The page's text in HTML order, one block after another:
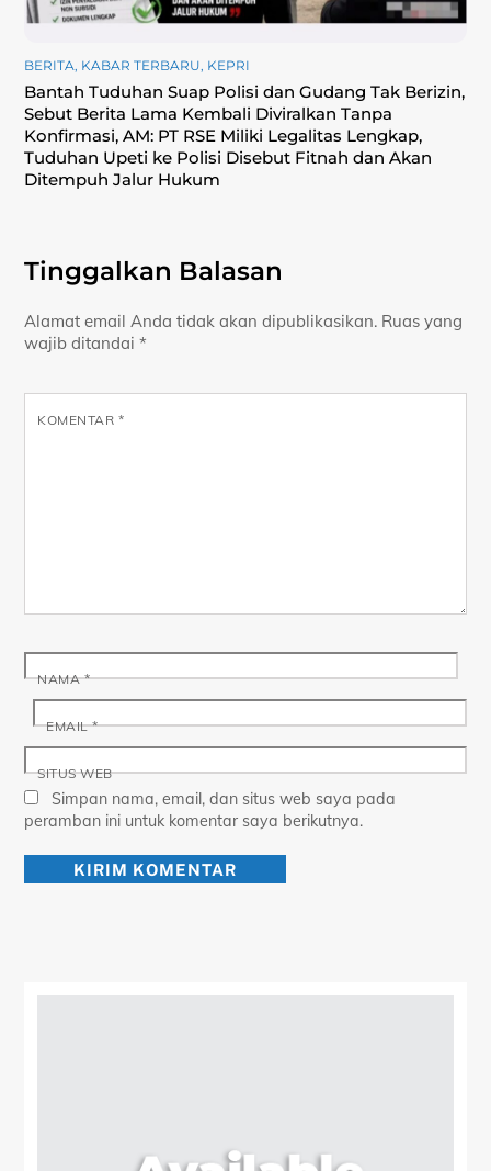
BERITA, KABAR TERBARU, KEPRI
Bantah Tuduhan Suap Polisi dan Gudang Tak Berizin,
Sebut Berita Lama Kembali Diviralkan Tanpa
Konfirmasi, ‎AM: PT RSE Miliki Legalitas Lengkap,
Tuduhan Upeti ke Polisi Disebut Fitnah dan Akan
Ditempuh Jalur Hukum
Tinggalkan Balasan
Alamat email Anda tidak akan dipublikasikan. Ruas yang
wajib ditandai*
KOMENTAR *
NAMA*
EMAIL*
SITUS WEB
Simpan nama, email, dan situs web saya pada
peramban ini untuk komentar saya berikutnya.